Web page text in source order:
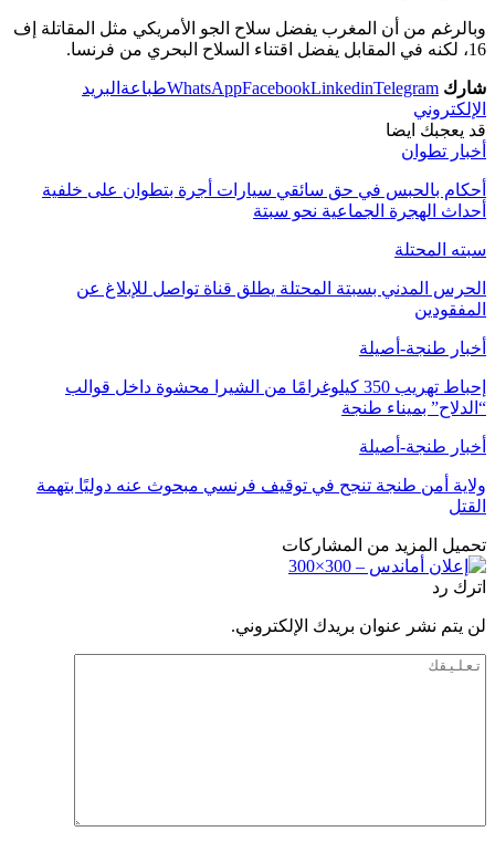
وبالرغم من أن المغرب يفضل سلاح الجو الأمريكي مثل المقاتلة إف
16، لكنه في المقابل يفضل اقتناء السلاح البحري من فرنسا.
شارك WhatsAppFacebookLinkedinTelegram طباعة البريد
الإلكتروني
قد يعجبك ايضا
أخبار تطوان
أحكام بالحبس في حق سائقي سيارات أجرة بتطوان على خلفية
أحداث الهجرة الجماعية نحو سبتة
سبته المحتلة
الحرس المدني بسبتة المحتلة يطلق قناة تواصل للإبلاغ عن
المفقودين
أخبار طنجة-أصيلة
إحباط تهريب 350 كيلوغرامًا من الشيرا محشوة داخل قوالب
“الدلاح” بميناء طنجة
أخبار طنجة-أصيلة
ولاية أمن طنجة تنجح في توقيف فرنسي مبحوث عنه دوليًا بتهمة
القتل
تحميل المزيد من المشاركات
اترك رد
لن يتم نشر عنوان بريدك الإلكتروني.